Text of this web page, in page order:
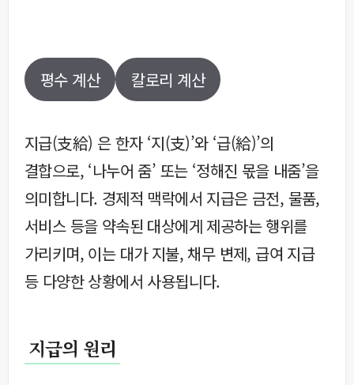
평수 계산 칼로리 계산
지급(支給) 은 한자 ‘지(支)’와 ‘급(給)’의
결합으로, ‘나누어 줌’ 또는 ‘정해진 몫을 내줌’을
의미합니다. 경제적 맥락에서 지급은 금전, 물품,
서비스 등을 약속된 대상에게 제공하는 행위를
가리키며, 이는 대가 지불, 채무 변제, 급여 지급
등 다양한 상황에서 사용됩니다.
지급의 원리